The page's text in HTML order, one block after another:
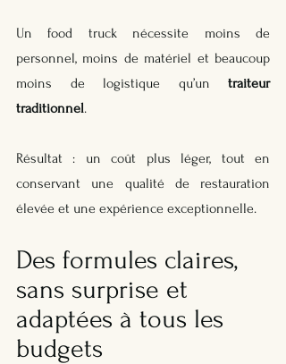
Un food truck nécessite moins de
personnel, moins de matériel et beaucoup
moins de logistique qu’un traiteur
traditionnel.
Résultat : un coût plus léger, tout en
conservant une qualité de restauration
élevée et une expérience exceptionnelle.
Des formules claires,
sans surprise et
adaptées à tous les
budgets